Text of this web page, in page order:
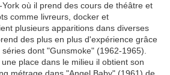
où il prend des cours de théâtre et
comme livreurs, docker et
plusieurs apparitions dans diverses
des plus en plus d'expérience grâce
dont "Gunsmoke" (1962-1965).
place dans le milieu il obtient son